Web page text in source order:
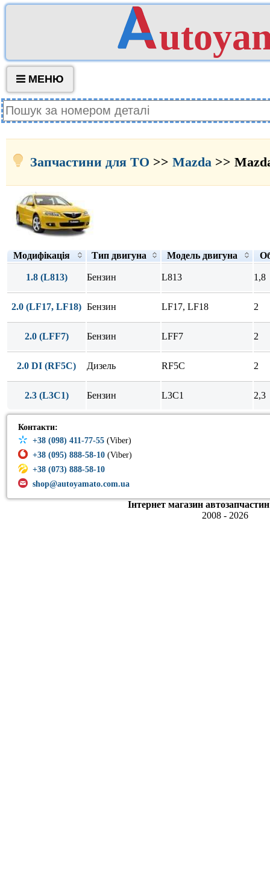
МЕНЮ
Запчастини для ТО >> Mazda >>
Модифікація Тип двигуна Модель двигуна
1.8 (L813) Бензин L813 1,8
2.0 (LF17, LF18) Бензин LF17, LF18 2
2.0 (LFF7) Бензин LFF7 2
2.0 DI (RF5C) Дизель RF5C 2
2.3 (L3C1) Бензин L3C1 2,3
Контакти:
+38 (098) 411-77-55 (Viber)
+38 (095) 888-58-10 (Viber)
+38 (073) 888-58-10
shop@autoyamato.com.ua
Інтернет магазин
2008 - 2026